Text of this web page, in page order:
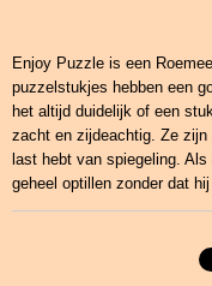
Enjoy Puzzle is een
puzzelstukjes hebben een
het altijd duidelijk of een
zacht en zijdeachtig. Ze
last hebt van spiegeling.
geheel optillen zonder dat